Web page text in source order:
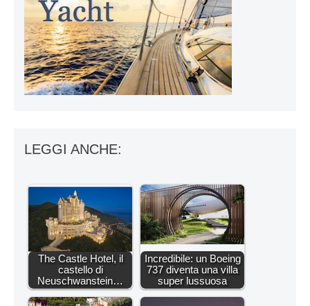
LEGGI ANCHE:
The Castle Hotel, il
castello di
Neuschwanstein…
Incredibile: un Boeing
737 diventa una villa
super lussuosa